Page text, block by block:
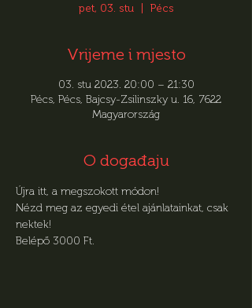
pet, 03. stu
  |
Pécs
Vrijeme i mjesto
03. stu 2023. 20:00 – 21:30
Pécs, Pécs, Bajcsy-Zsilinszky u. 16, 7622
Magyarország
O događaju
Újra itt, a megszokott módon!
Nézd meg az egyedi étel ajánlatainkat, csak
nektek!
Belépő 3000 Ft.